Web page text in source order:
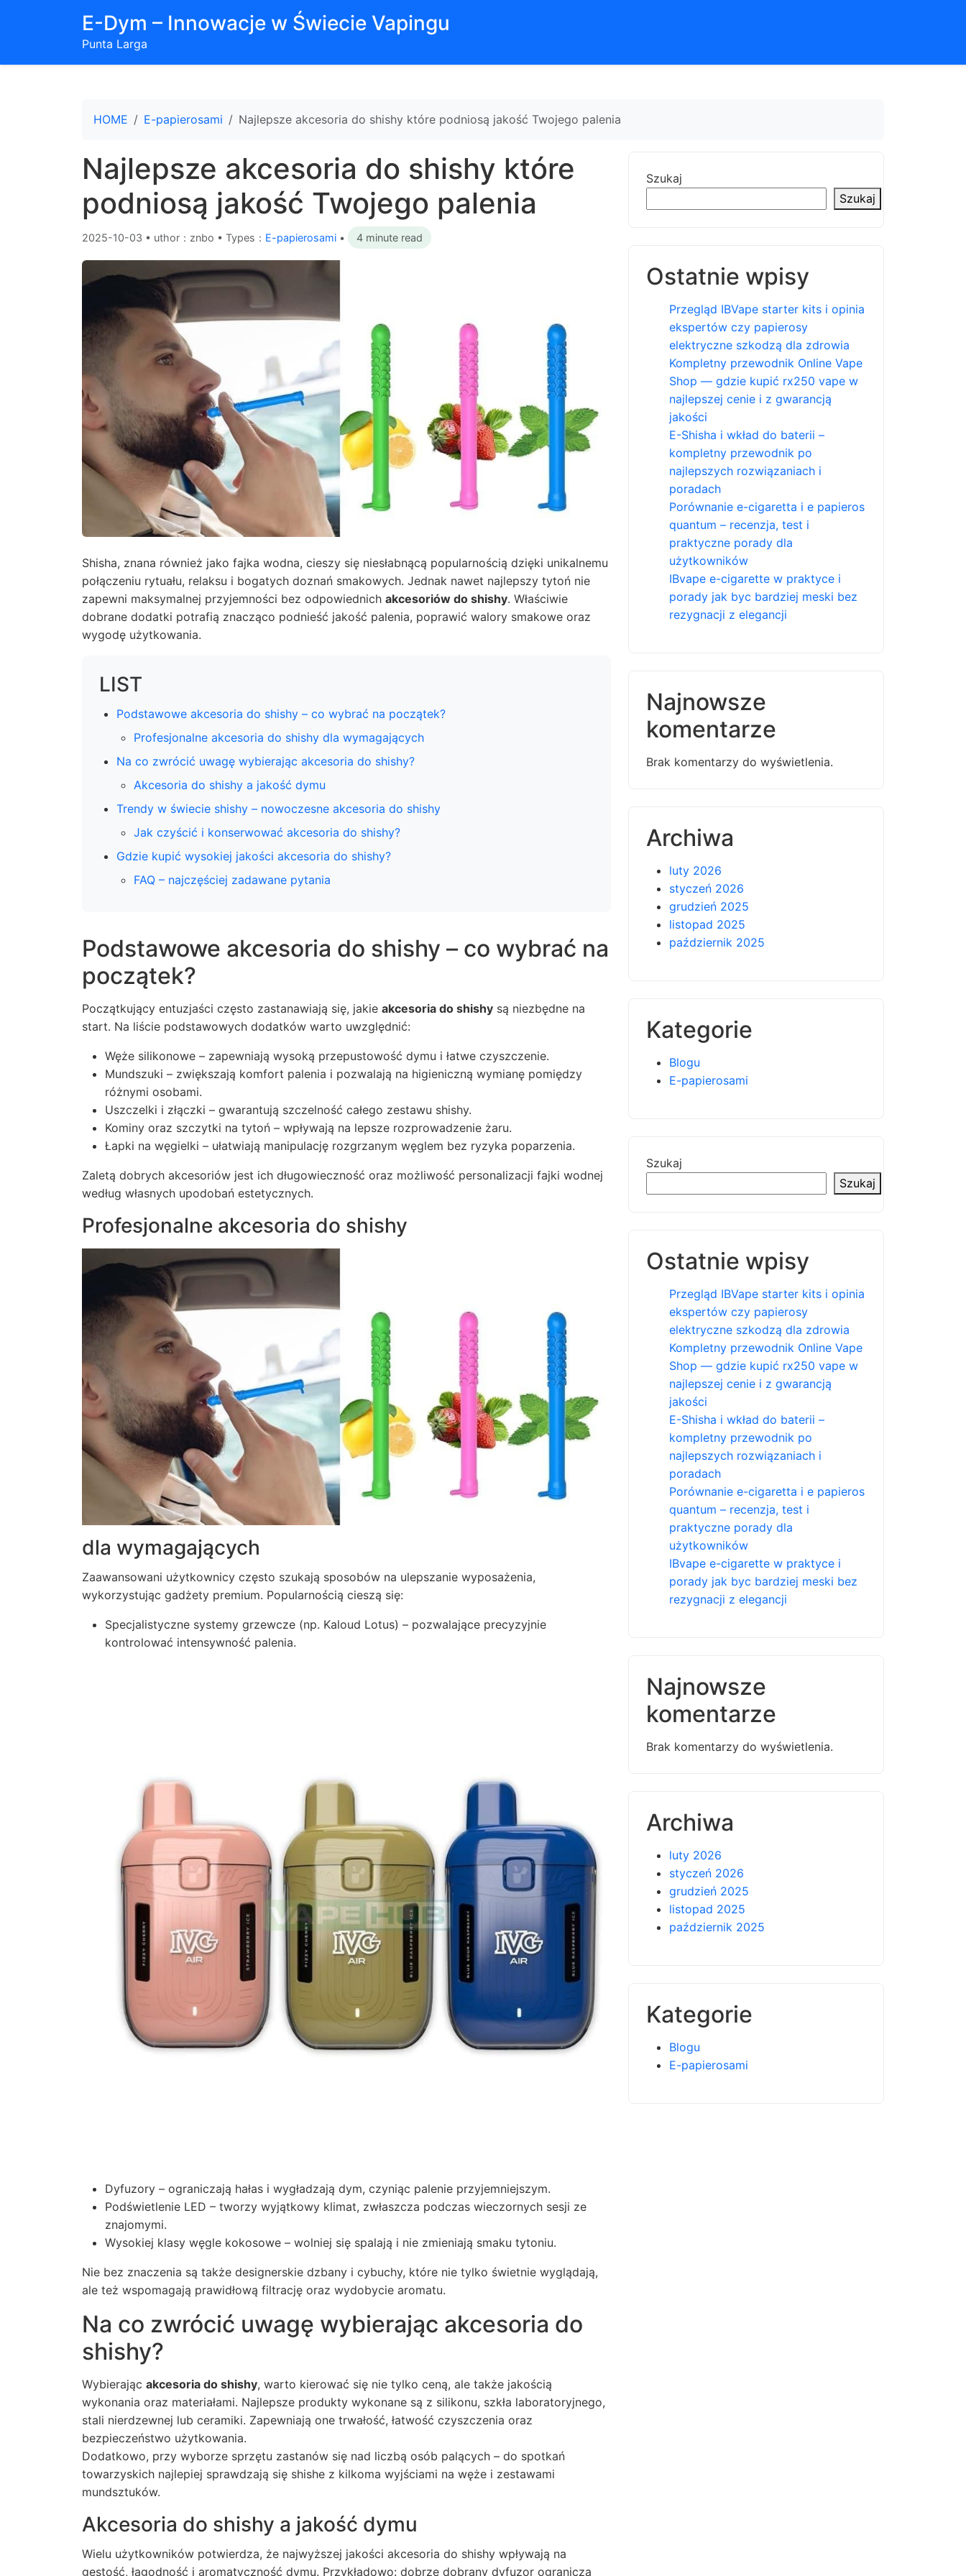
E-Dym – Innowacje w Świecie Vapingu
Punta Larga
HOME E-papierosami Najlepsze akcesoria do shishy które podniosą jakość Twojego palenia
Najlepsze akcesoria do shishy które
podniosą jakość Twojego palenia
2025-10-03 • uthor：znbo • Types： E-papierosami • 4 minute read
Shisha, znana również jako fajka wodna, cieszy się niesłabnącą popularnością dzięki unikalnemu
połączeniu rytuału, relaksu i bogatych doznań smakowych. Jednak nawet najlepszy tytoń nie
zapewni maksymalnej przyjemności bez odpowiednich akcesoriów do shishy. Właściwie
dobrane dodatki potrafią znacząco podnieść jakość palenia, poprawić walory smakowe oraz
wygodę użytkowania.
LIST
Podstawowe akcesoria do shishy – co wybrać na początek?
Profesjonalne akcesoria do shishy dla wymagających
Na co zwrócić uwagę wybierając akcesoria do shishy?
Akcesoria do shishy a jakość dymu
Trendy w świecie shishy – nowoczesne akcesoria do shishy
Jak czyścić i konserwować akcesoria do shishy?
Gdzie kupić wysokiej jakości akcesoria do shishy?
FAQ – najczęściej zadawane pytania
Podstawowe akcesoria do shishy – co wybrać na
początek?
Początkujący entuzjaści często zastanawiają się, jakie akcesoria do shishy są niezbędne na
start. Na liście podstawowych dodatków warto uwzględnić:
Węże silikonowe – zapewniają wysoką przepustowość dymu i łatwe czyszczenie.
Mundszuki – zwiększają komfort palenia i pozwalają na higieniczną wymianę pomiędzy
różnymi osobami.
Uszczelki i złączki – gwarantują szczelność całego zestawu shishy.
Kominy oraz szczytki na tytoń – wpływają na lepsze rozprowadzenie żaru.
Łapki na węgielki – ułatwiają manipulację rozgrzanym węglem bez ryzyka poparzenia.
Zaletą dobrych akcesoriów jest ich długowieczność oraz możliwość personalizacji fajki wodnej
według własnych upodobań estetycznych.
Profesjonalne akcesoria do shishy
dla wymagających
Zaawansowani użytkownicy często szukają sposobów na ulepszanie wyposażenia,
wykorzystując gadżety premium. Popularnością cieszą się:
Specjalistyczne systemy grzewcze (np. Kaloud Lotus) – pozwalające precyzyjnie
kontrolować intensywność palenia.
Dyfuzory – ograniczają hałas i wygładzają dym, czyniąc palenie przyjemniejszym.
Podświetlenie LED – tworzy wyjątkowy klimat, zwłaszcza podczas wieczornych sesji ze
znajomymi.
Wysokiej klasy węgle kokosowe – wolniej się spalają i nie zmieniają smaku tytoniu.
Nie bez znaczenia są także designerskie dzbany i cybuchy, które nie tylko świetnie wyglądają,
ale też wspomagają prawidłową filtrację oraz wydobycie aromatu.
Na co zwrócić uwagę wybierając akcesoria do
shishy?
Wybierając akcesoria do shishy, warto kierować się nie tylko ceną, ale także jakością
wykonania oraz materiałami. Najlepsze produkty wykonane są z silikonu, szkła laboratoryjnego,
stali nierdzewnej lub ceramiki. Zapewniają one trwałość, łatwość czyszczenia oraz
bezpieczeństwo użytkowania.
Dodatkowo, przy wyborze sprzętu zastanów się nad liczbą osób palących – do spotkań
towarzyskich najlepiej sprawdzają się shishe z kilkoma wyjściami na węże i zestawami
mundsztuków.
Akcesoria do shishy a jakość dymu
Wielu użytkowników potwierdza, że najwyższej jakości akcesoria do shishy wpływają na
gęstość, łagodność i aromatyczność dymu. Przykładowo: dobrze dobrany dyfuzor ogranicza
Szukaj
Szukaj
Ostatnie wpisy
Przegląd IBVape starter kits i opinia
ekspertów czy papierosy
elektryczne szkodzą dla zdrowia
Kompletny przewodnik Online Vape
Shop — gdzie kupić rx250 vape w
najlepszej cenie i z gwarancją
jakości
E-Shisha i wkład do baterii –
kompletny przewodnik po
najlepszych rozwiązaniach i
poradach
Porównanie e-cigaretta i e papieros
quantum – recenzja, test i
praktyczne porady dla
użytkowników
IBvape e-cigarette w praktyce i
porady jak byc bardziej meski bez
rezygnacji z elegancji
Najnowsze
komentarze
Brak komentarzy do wyświetlenia.
Archiwa
luty 2026
styczeń 2026
grudzień 2025
listopad 2025
październik 2025
Kategorie
Blogu
E-papierosami
Szukaj
Szukaj
Ostatnie wpisy
Przegląd IBVape starter kits i opinia
ekspertów czy papierosy
elektryczne szkodzą dla zdrowia
Kompletny przewodnik Online Vape
Shop — gdzie kupić rx250 vape w
najlepszej cenie i z gwarancją
jakości
E-Shisha i wkład do baterii –
kompletny przewodnik po
najlepszych rozwiązaniach i
poradach
Porównanie e-cigaretta i e papieros
quantum – recenzja, test i
praktyczne porady dla
użytkowników
IBvape e-cigarette w praktyce i
porady jak byc bardziej meski bez
rezygnacji z elegancji
Najnowsze
komentarze
Brak komentarzy do wyświetlenia.
Archiwa
luty 2026
styczeń 2026
grudzień 2025
listopad 2025
październik 2025
Kategorie
Blogu
E-papierosami